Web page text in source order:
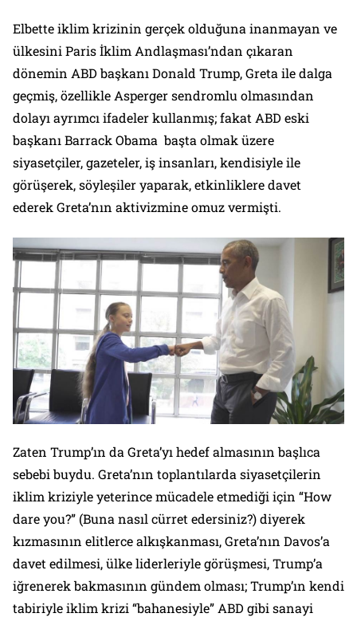
Elbette iklim krizinin gerçek olduğuna inanmayan ve
ülkesini Paris İklim Andlaşması’ndan çıkaran
dönemin ABD başkanı Donald Trump, Greta ile dalga
geçmiş, özellikle Asperger sendromlu olmasından
dolayı ayrımcı ifadeler kullanmış; fakat ABD eski
başkanı Barrack Obama başta olmak üzere
siyasetçiler, gazeteler, iş insanları, kendisiyle ile
görüşerek, söyleşiler yaparak, etkinliklere davet
ederek Greta’nın aktivizmine omuz vermişti.
Zaten Trump’ın da Greta’yı hedef almasının başlıca
sebebi buydu. Greta’nın toplantılarda siyasetçilerin
iklim kriziyle yeterince mücadele etmediği için “How
dare you?” (Buna nasıl cürret edersiniz?)diyerek
kızmasının elitlerce alkışkanması, Greta’nın Davos’a
davet edilmesi, ülke liderleriyle görüşmesi, Trump’a
iğrenerek bakmasının gündem olması; Trump’ın kendi
tabiriyle iklim krizi “bahanesiyle” ABD gibi sanayi